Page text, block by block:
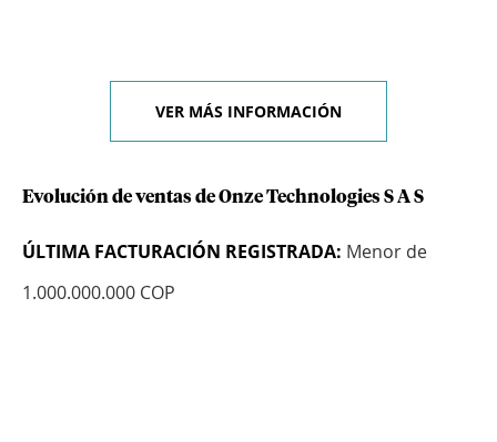
VER MÁS INFORMACIÓN
Evolución de ventas de Onze Technologies S A S
ÚLTIMA FACTURACIÓN REGISTRADA: Menor de
1.000.000.000 COP